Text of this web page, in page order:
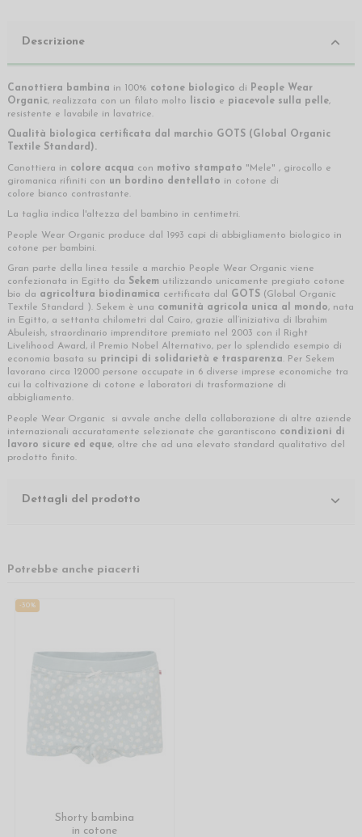
Descrizione
Canottiera bambina in 100% cotone biologico di
People Wear
Organic, realizzata con un filato molto liscio e piacevole sulla pelle,
resistente e lavabile in lavatrice.
Qualità biologica certificata dal marchio GOTS (Global Organic
Textile Standard).
Canottiera in colore acqua con motivo stampato "Mele" , girocollo e
giromanica rifiniti con un bordino dentellato in cotone di
colore bianco contrastante.
La taglia indica l'altezza del bambino in centimetri.
People Wear Organic produce dal 1993 capi di abbigliamento biologico in
cotone per bambini.
Gran parte della linea tessile a marchio People Wear Organic viene
confezionata in Egitto da Sekem utilizzando unicamente pregiato cotone
bio da agricoltura biodinamica certificata dal GOTS (Global Organic
Textile Standard ). Sekem è una comunità agricola unica al mondo, nata
in Egitto, a settanta chilometri dal Cairo, grazie all’iniziativa di Ibrahim
Abuleish, straordinario imprenditore premiato nel 2003 con il Right
Livelihood Award, il Premio Nobel Alternativo, per lo splendido esempio di
economia basata su principi di solidarietà e trasparenza. Per Sekem
lavorano circa 12000 persone occupate in 6 diverse imprese economiche tra
cui la coltivazione di cotone e laboratori di trasformazione di
abbigliamento.
People Wear Organic si avvale anche della collaborazione di altre aziende
internazionali accuratamente selezionate che garantiscono condizioni di
lavoro sicure ed eque, oltre che ad una elevato standard qualitativo del
prodotto finito.
Dettagli del prodotto
Potrebbe anche piacerti
-30%
Shorty bambina
in cotone